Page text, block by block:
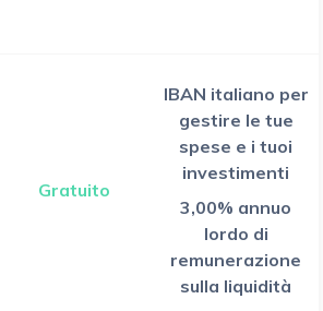
Gratuito
IBAN italiano per
gestire le tue
spese e i tuoi
investimenti
3,00% annuo
lordo di
remunerazione
sulla liquidità